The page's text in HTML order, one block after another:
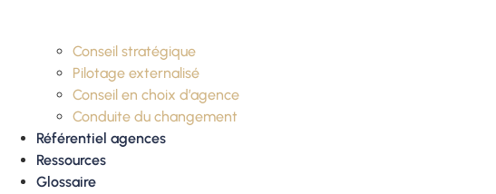
Conseil stratégique
Pilotage externalisé
Conseil en choix d’agence
Conduite du changement
Référentiel agences
Ressources
Glossaire